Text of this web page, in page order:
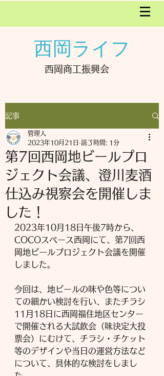
西岡ライフ
西岡商工振興会
記事
第7回西岡地ビールプロ
ジェクト会議、澄川麦酒
仕込み視察会を開催しま
した！
管理人
2023年10月21日 読了時間: 1分
2023年10月18日午後7時から、
COCOスペース西岡にて、第7回西
岡地ビールプロジェクト会議を開催
しました。
今回は、地ビールの味や色等につい
ての細かい検討を行い、またチラシ
11月18日に西岡福住地区センター
で開催される大試飲会（味決定大投
票会）にむけて、チラシ・チケット
等のデザインや当日の運営方法など
について、具体的な検討をしまし